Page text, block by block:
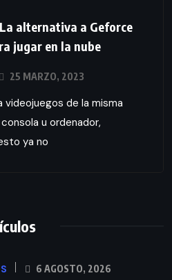
alternativa a Geforce
jugar en la nube
25 MARZO, 2023
videojuegos de la misma
u ordenador,
ya no
6 AGOSTO, 2026